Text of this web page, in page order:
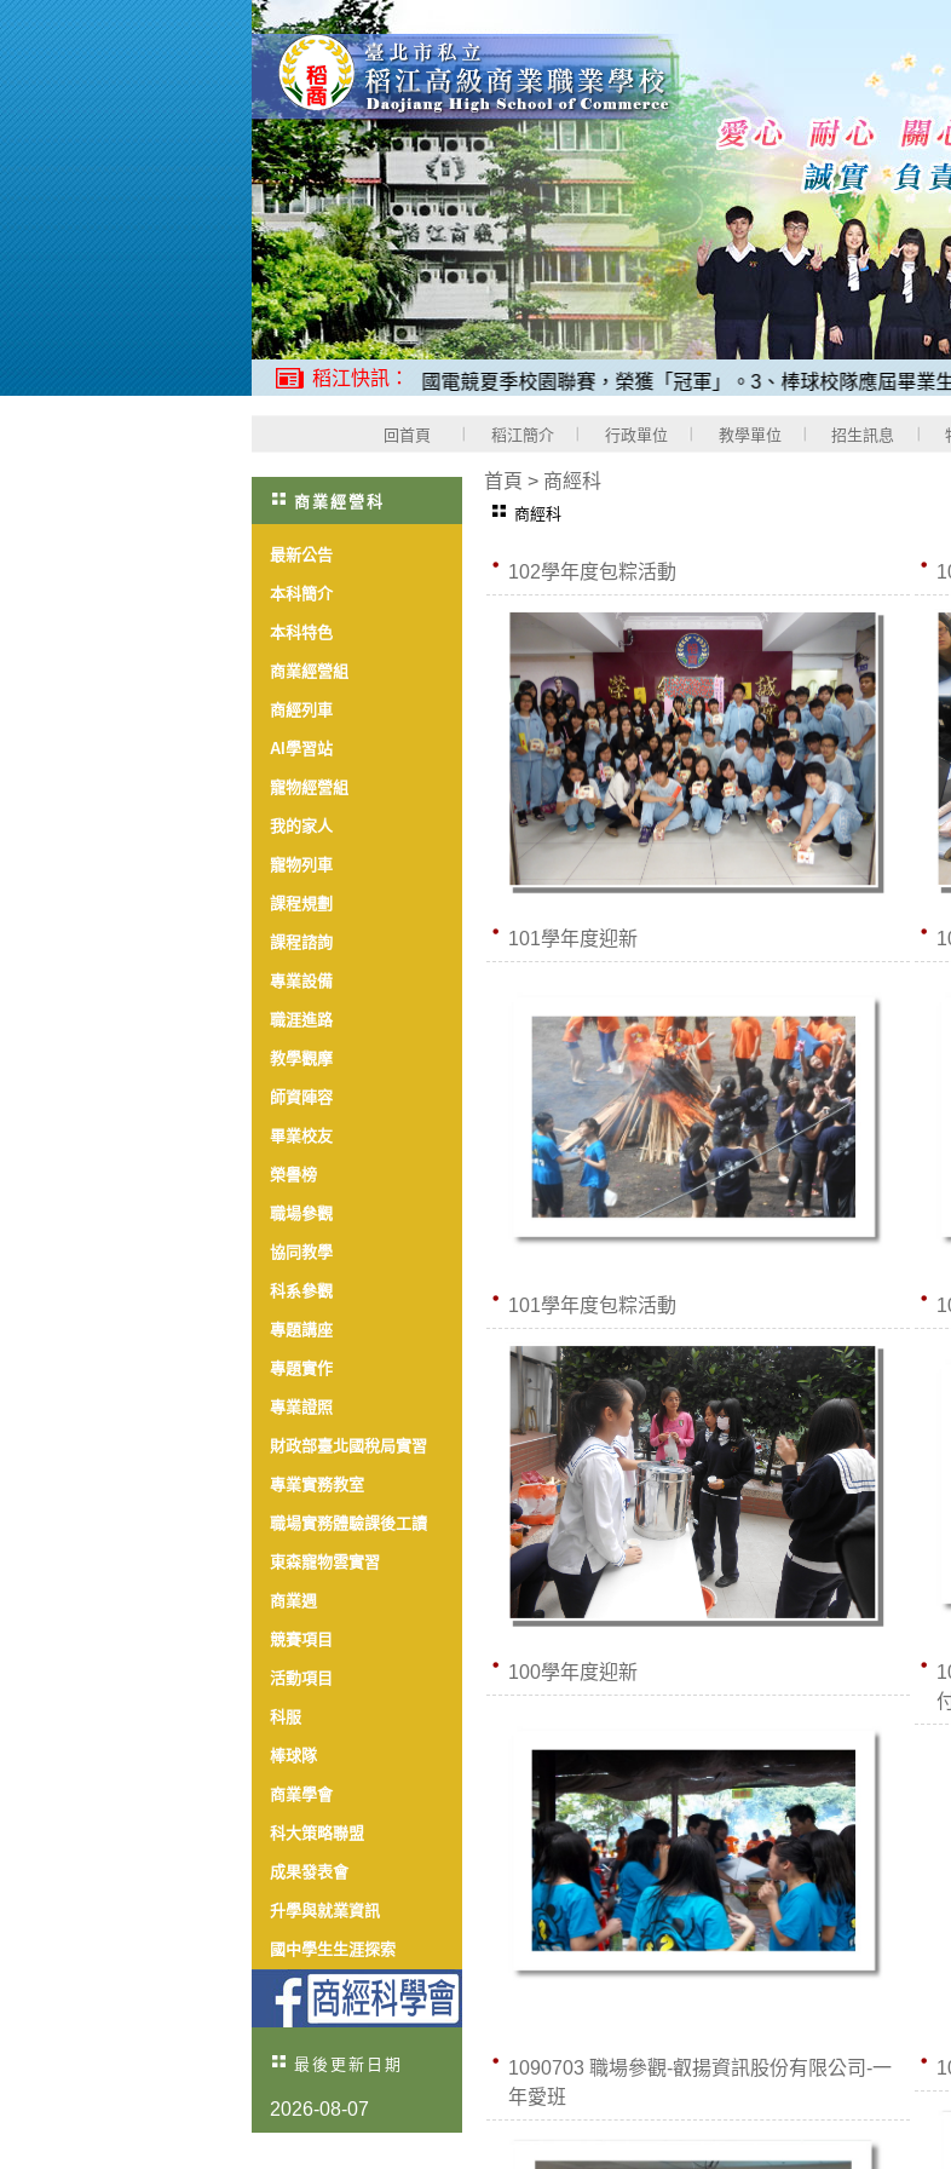
稻江快訊：
江哈士奇電競校隊，2025年ＡＣＳ全國電競夏季校園聯賽，榮獲「冠軍」。3、棒球校隊應屆畢業生許O恩同
回首頁 稻江簡介 行政單位 教學單位 招生訊息
商業經營科
最新公告
本科簡介
本科特色
商業經營組
商經列車
AI學習站
寵物經營組
我的家人
寵物列車
課程規劃
課程諮詢
專業設備
職涯進路
教學觀摩
師資陣容
畢業校友
榮譽榜
職場參觀
協同教學
科系參觀
專題講座
專題實作
專業證照
財政部臺北國稅局實習
專業實務教室
職場實務體驗課後工讀
東森寵物雲實習
商業週
競賽項目
活動項目
科服
棒球隊
商業學會
科大策略聯盟
成果發表會
升學與就業資訊
國中學生生涯探索
最後更新日期
2026-08-07
首頁 > 商經科
商經科
102學年度包粽活動
101學年度迎新
101學年度包粽活動
100學年度迎新
1090703 職場參觀-叡揚資訊股份有限公司-一
年愛班